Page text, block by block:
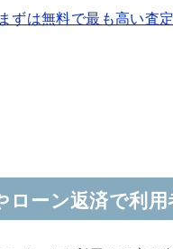
ずは無料で最も高い査
ローン返済で利